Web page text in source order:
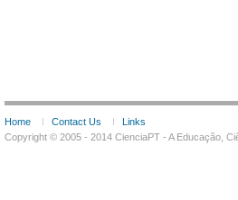
Home Contact Us
Links
Copyright © 2005 - 2014 CienciaPT - A Educação,